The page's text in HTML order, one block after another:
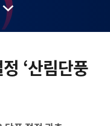
‘산림단풍